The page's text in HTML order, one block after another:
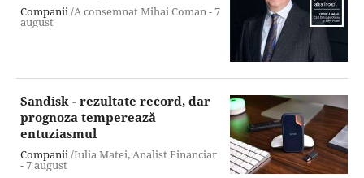
Companii/A consemnat Mihai Coman -7
august
Sandisk - rezultate record, dar
prognoza temperează
entuziasmul
Companii/Iulia Matei, Analist Financiar
-7 august